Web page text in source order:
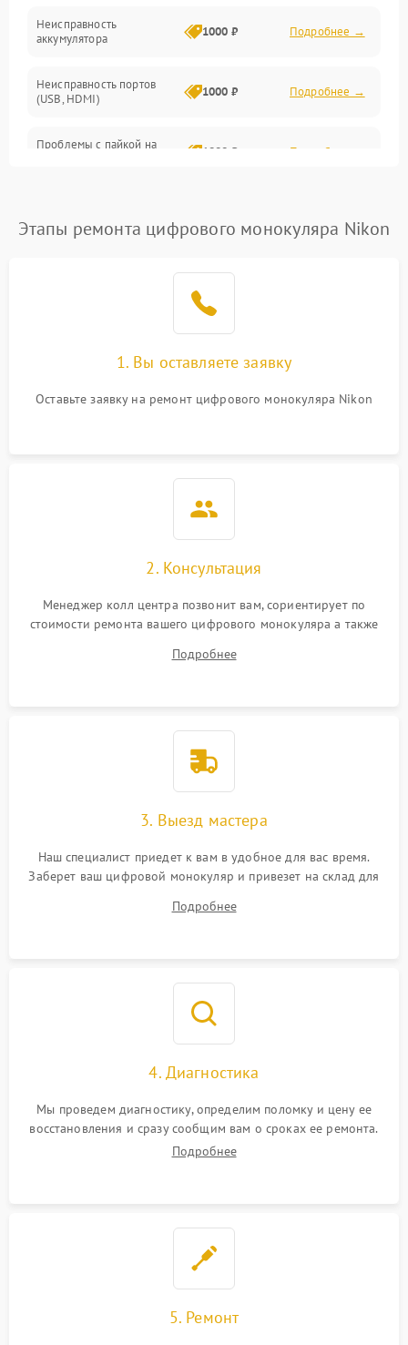
Неисправность
аккумулятора
1000 ₽ Подробнее →
Неисправность портов
(USB, HDMI)
1000 ₽ Подробнее →
Проблемы с пайкой на
1000 ₽ Подробнее →
500 ₽
1500 ₽
изображения
1000 ₽ Подробнее →
2000 ₽
Проблемы с заземлением 1000 ₽
Повреждение печатной
платы
2800 ₽
Этапы ремонта цифрового монокуляра Nikon
1. Вы оставляете заявку
Оставьте заявку на ремонт цифрового монокуляра Nikon
2. Консультация
Менеджер колл центра позвонит вам, сориентирует по
стоимости ремонта вашего цифрового монокуляра а также
Подробнее
3. Выезд мастера
Наш специалист приедет к вам в удобное для вас время.
Заберет ваш цифровой монокуляр и привезет на склад для
Подробнее
4. Диагностика
Мы проведем диагностику, определим поломку и цену ее
восстановления и сразу сообщим вам о сроках ее ремонта.
Подробнее
5. Ремонт